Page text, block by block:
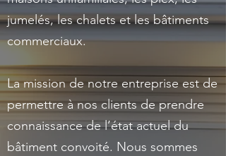
jumelés, les chalets et les bâtiments
commerciaux.
La mission de notre entreprise est de
permettre à nos clients de prendre
connaissance de l’état actuel du
bâtiment convoité. Nous sommes